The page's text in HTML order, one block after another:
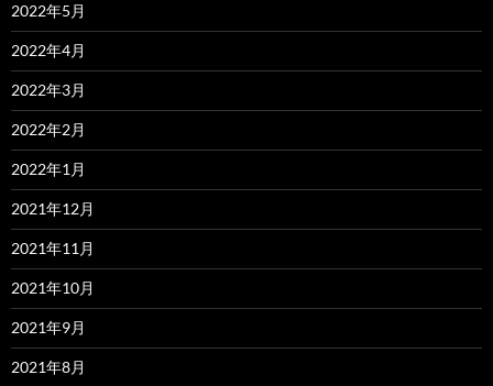
2022年5月
2022年4月
2022年3月
2022年2月
2022年1月
2021年12月
2021年11月
2021年10月
2021年9月
2021年8月